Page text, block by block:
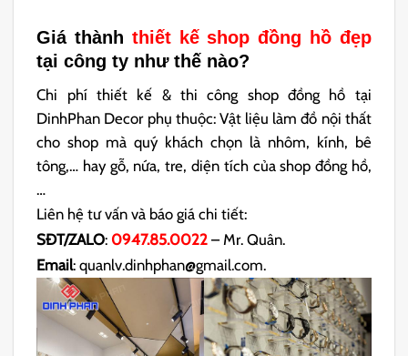
Giá thành thiết kế shop đồng hồ đẹp
tại công ty như thế nào?
Chi phí thiết kế & thi công shop đồng hồ tại
DinhPhan Decor phụ thuộc: Vật liệu làm đồ nội thất
cho shop mà quý khách chọn là nhôm, kính, bê
tông,… hay gỗ, nứa, tre, diện tích của shop đồng hồ,
…
Liên hệ tư vấn và báo giá chi tiết:
SĐT/ZALO: 0947.85.0022 – Mr. Quân.
Email: quanlv.dinhphan@gmail.com.